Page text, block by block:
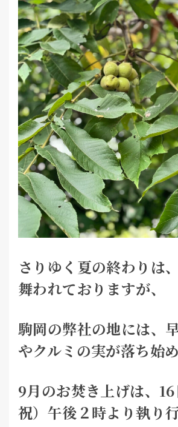
さりゆく夏の終わりは
舞われておりますが、
駒岡の弊社の地には、
やクルミの実が落ち始め
9月のお焚き上げは、16
祝）午後２時より執り行